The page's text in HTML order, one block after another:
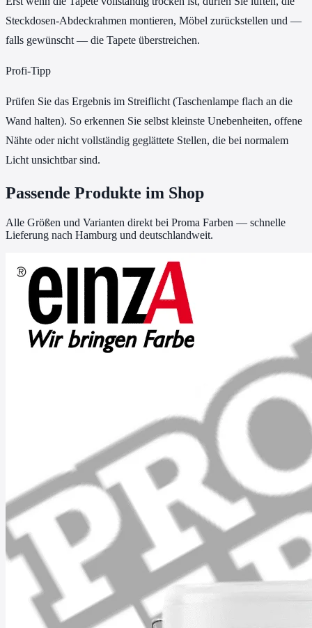
Steckdosen-Abdeckrahmen montieren, Möbel zurückstellen und —
falls gewünscht — die Tapete überstreichen.
Profi-Tipp
Prüfen Sie das Ergebnis im Streiflicht (Taschenlampe flach an die
Wand halten). So erkennen Sie selbst kleinste Unebenheiten, offene
Nähte oder nicht vollständig geglättete Stellen, die bei normalem
Licht unsichtbar sind.
Passende Produkte im Shop
Alle Größen und Varianten direkt bei Proma Farben — schnelle
Lieferung nach Hamburg und deutschlandweit.